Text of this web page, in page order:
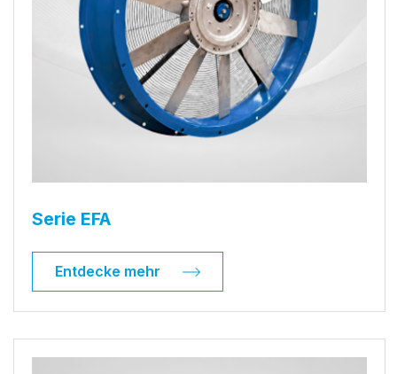
Serie EFA
Entdecke mehr